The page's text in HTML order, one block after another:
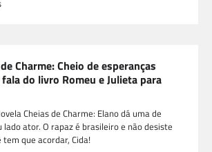
Charme: Cheio de esperanças
do livro Romeu e Julieta para
Cheias de Charme: Elano dá uma de
lado ator. O rapaz é brasileiro e não desiste
tem que acordar, Cida!